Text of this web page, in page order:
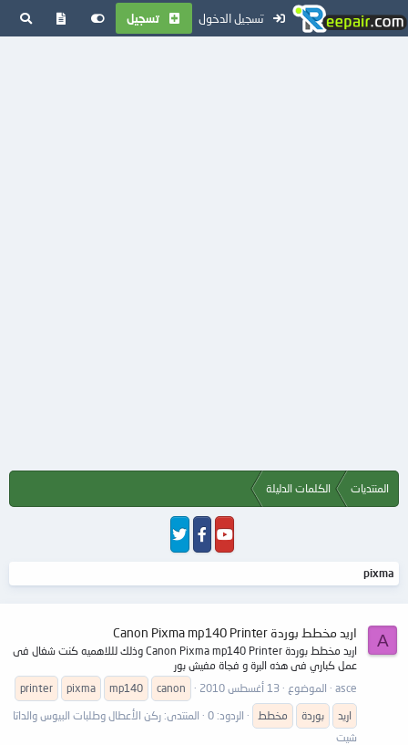
تسجيل الدخول تسجيل
المنتديات الكلمات الدليلة
pixma
A اريد مخطط بوردة Canon Pixma mp140 Printer
اريد مخطط بوردة Canon Pixma mp140 Printer وذلك لللاهميه كنت شغال فى
عمل كباري فى هذه البرة و فجاة مفيش بور
asce
الموضوع 13 أغسطس 2010 canon
mp140
pixma
printer
اريد
بوردة مخطط الردود: 0 المنتدى: ركن الأعطال وطلبات البيوس والداتا
شيت